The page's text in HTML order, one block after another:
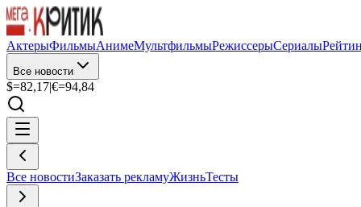
АктерыФильмыАнимеМультфильмыРежиссерыСериалы
Все новости
$=82,17|€=94,84
Все новостиЗаказать рекламуЖизньТесты